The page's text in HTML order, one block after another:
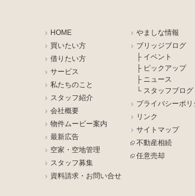
HOME
買いたい方
借りたい方
サービス
私たちのこと
スタッフ紹介
会社概要
物件ムービー案内
最新広告
空家・空地管理
スタッフ募集
資料請求・お問い合せ
やましな情報
ブリッジブログ
├ イベント
├ ピックアップ
├ ニュース
└ スタッフブログ
プライバシーポリ
リンク
サイトマップ
不動産相続
任意売却